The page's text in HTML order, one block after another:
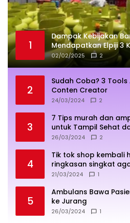
1
Dampak Kebijakan
Mendapatkan Elpiji 3
02/02/2025 2
2
Sudah Coba? 3
Conten Creator
24/03/2024 2
3
7 Tips murah dan
untuk Tampil Sehat
26/03/2024 2
4
Tik tok shop kembali
ringkasan singkat
sukses
21/03/2024 1
5
Ambulans Bawa
ke Jurang
26/03/2024 1